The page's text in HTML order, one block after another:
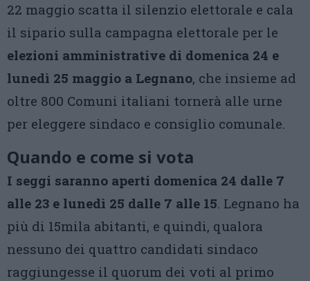
22 maggio scatta il silenzio elettorale e cala
il sipario sulla campagna elettorale per le
elezioni amministrative di domenica 24 e
lunedì 25 maggio a Legnano, che insieme ad
oltre 800 Comuni italiani tornerà alle urne
per eleggere sindaco e consiglio comunale.
Quando e come si vota
I seggi saranno aperti domenica 24 dalle 7
alle 23 e lunedì 25 dalle 7 alle 15. Legnano ha
più di 15mila abitanti, e quindi, qualora
nessuno dei quattro candidati sindaco
raggiungesse il quorum dei voti al primo